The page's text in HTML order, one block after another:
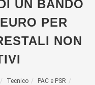
UN BANDO
PER
NON
Tecnico PAC e PSR